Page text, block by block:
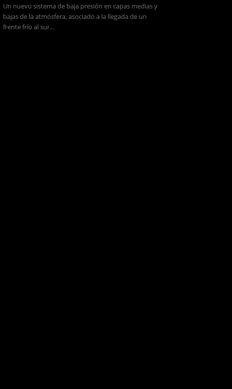
Un nuevo sistema de baja presión en capas medias y
bajas de la atmósfera, asociado a la llegada de un
frente frío al sur...